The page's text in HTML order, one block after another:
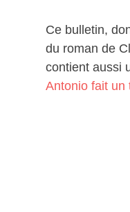
Ce bulletin,
du roman de
contient aussi
Antonio fait un